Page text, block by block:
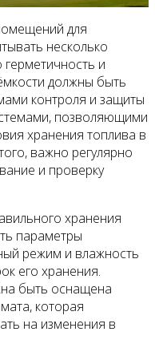
для
несколько
и
должны быть
контроля и защиты
позволяющими
хранения топлива в
важно регулярно
и проверку
хранения
параметры
режим и влажность
его хранения.
быть оснащена
которая
на изменения в